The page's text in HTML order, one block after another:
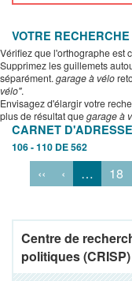
VOTRE
Vérifiez que l'orthographe est
Supprimez les guillemets
séparément. garage à vélo
vélo".
Envisagez d'élargir votre
plus de résultat quegarage à
CARNET
106 - 110 DE 562
‹‹ ‹ … 18
Centre de
politiques (CRISP)